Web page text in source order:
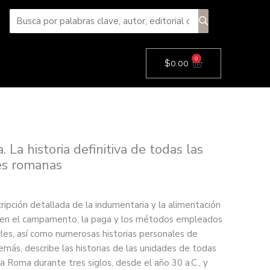
$0.00 0 Cart
La historia definitiva de todas las
romanas
detallada de la indumentaria y la alimentación
el campamento, la paga y los métodos empleados
así como numerosas historias personales de
describe las historias de las unidades de todas
Roma durante tres siglos, desde el año 30 a.C., y